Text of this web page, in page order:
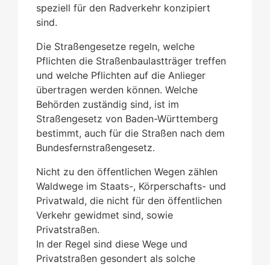
speziell für den Radverkehr konzipiert
sind.
Die Straßengesetze regeln, welche
Pflichten die Straßenbaulastträger treffen
und welche Pflichten auf die Anlieger
übertragen werden können. Welche
Behörden zuständig sind, ist im
Straßengesetz von Baden-Württemberg
bestimmt, auch für die Straßen nach dem
Bundesfernstraßengesetz.
Nicht zu den öffentlichen Wegen zählen
Waldwege im Staats-, Körperschafts- und
Privatwald, die nicht für den öffentlichen
Verkehr gewidmet sind, sowie
Privatstraßen.
In der Regel sind diese Wege und
Privatstraßen gesondert als solche